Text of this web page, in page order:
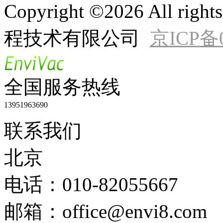
Copyright ©2026 All
程技术有限公司
京ICP
全国服务热线
13951963690
联系我们
北京
电话：010-82055667
邮箱：office@envi8.com